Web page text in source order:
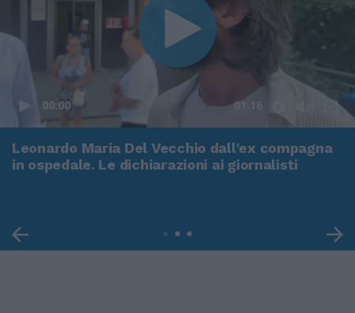
00:00 01:16
Leonardo Maria Del Vecchio dall'ex compagna
in ospedale. Le dichiarazioni ai giornalisti